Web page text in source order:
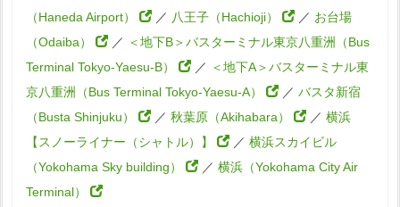
（Haneda Airport）
／ 八王子（Hachioji） ／ お台場
（Odaiba）
／ ＜地下B＞バスターミナル東京八重洲（Bus
Terminal Tokyo-Yaesu-B）
／ ＜地下A＞バスターミナル東
京八重洲（Bus Terminal Tokyo-Yaesu-A）
／ バスタ新宿
（Busta Shinjuku）
／ 秋葉原（Akihabara） ／ 横浜
【スノーライナー（シャトル）】
／ 横浜スカイビル
（Yokohama Sky building）
／ 横浜（Yokohama City Air
Terminal）